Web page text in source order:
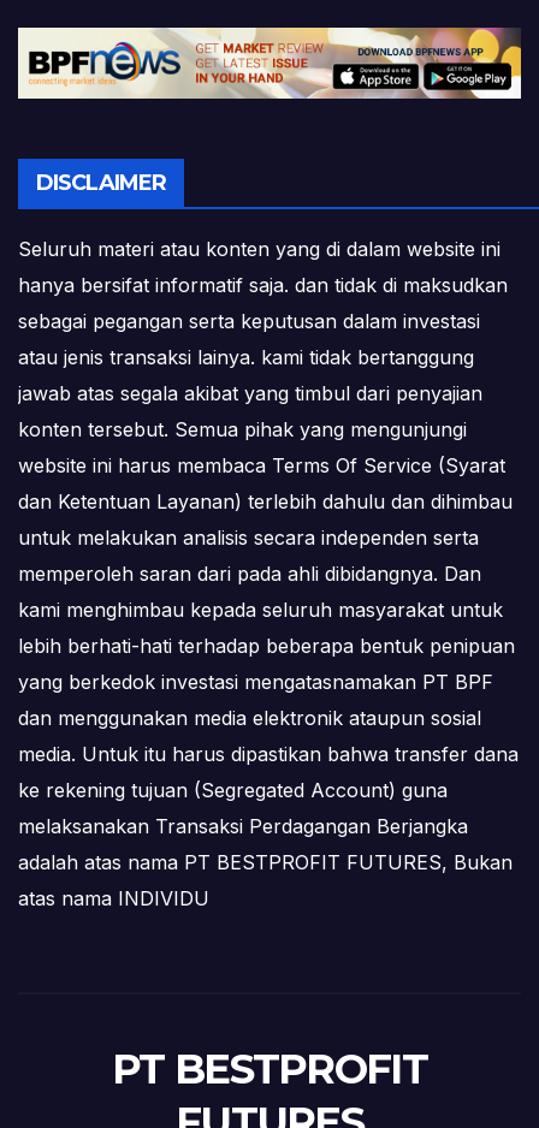
DISCLAIMER
Seluruh materi atau konten yang di dalam website ini
hanya bersifat informatif saja. dan tidak di maksudkan
sebagai pegangan serta keputusan dalam investasi
atau jenis transaksi lainya. kami tidak bertanggung
jawab atas segala akibat yang timbul dari penyajian
konten tersebut. Semua pihak yang mengunjungi
website ini harus membaca Terms Of Service (Syarat
dan Ketentuan Layanan) terlebih dahulu dan dihimbau
untuk melakukan analisis secara independen serta
memperoleh saran dari pada ahli dibidangnya. Dan
kami menghimbau kepada seluruh masyarakat untuk
lebih berhati-hati terhadap beberapa bentuk penipuan
yang berkedok investasi mengatasnamakan PT BPF
dan menggunakan media elektronik ataupun sosial
media. Untuk itu harus dipastikan bahwa transfer dana
ke rekening tujuan (Segregated Account) guna
melaksanakan Transaksi Perdagangan Berjangka
adalah atas nama PT BESTPROFIT FUTURES, Bukan
atas nama INDIVIDU
PT BESTPROFIT